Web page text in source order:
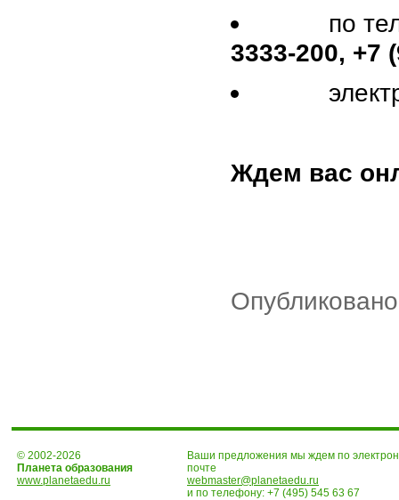
по
3333-200, +7
Ждем вас
© 2002-2026
Планета образования
www.planetaedu.ru
Ваши предложения мы ждем по
почте
webmaster@planetaedu.ru
и по телефону: +7 (495) 545 63 67